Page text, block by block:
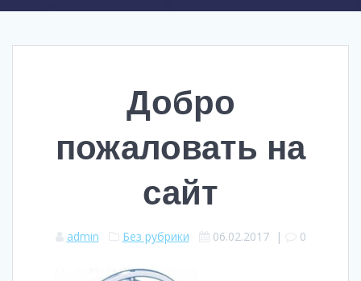
Добро
пожаловать на
сайт
admin Без рубрики 06.02.2017| 0